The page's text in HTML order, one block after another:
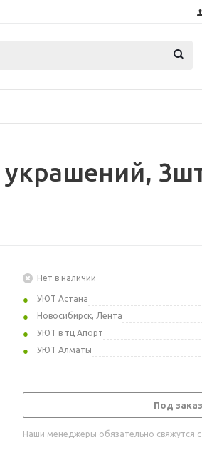
Нет в наличии
УЮТ Астана
Новосибирск, Лента
УЮТ в тц Апорт
УЮТ Алматы
Под заказ
Наши менеджеры обязательно свяжутся с